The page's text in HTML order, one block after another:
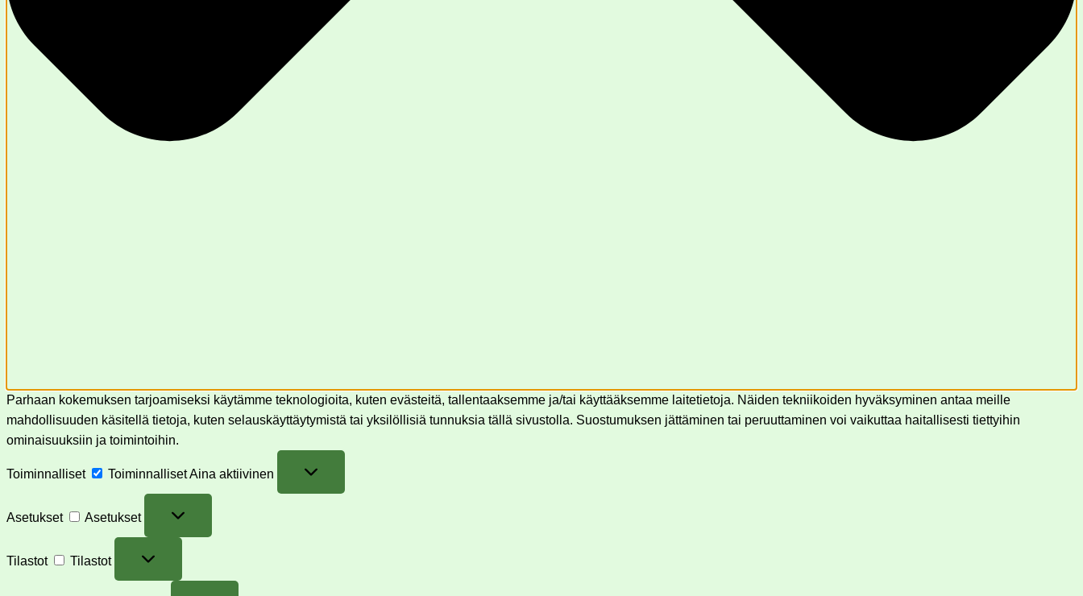
Parhaan kokemuksen tarjoamiseksi käytämme teknologioita, kuten evästeitä, tallentaaksemme ja/tai käyttääksemme laitetietoja. Näiden tekniikoiden hyväksyminen antaa meille
mahdollisuuden käsitellä tietoja, kuten selauskäyttäytymistä tai yksilöllisiä tunnuksia tällä sivustolla. Suostumuksen jättäminen tai peruuttaminen voi vaikuttaa haitallisesti tiettyihin
ominaisuuksiin ja toimintoihin.
Toiminnalliset ToiminnallisetAina aktiivinen
Asetukset Asetukset
Tilastot Tilastot